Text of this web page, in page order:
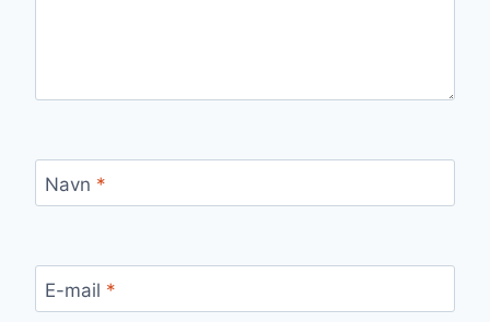
Navn *
E-mail *